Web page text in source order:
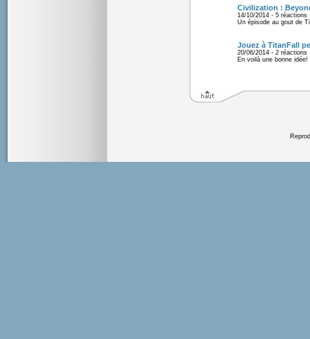
Civilization :
14/10/2014 - 5 réactions
Un épisode au gout de
Jouez à TitanFall
20/06/2014 - 2 réactions
En voilà une bonne idée!